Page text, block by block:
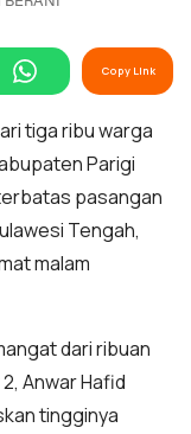
Copy Link
tiga ribu warga
Parigi
pasangan
Tengah,
malam
dari ribuan
Anwar Hafid
tingginya